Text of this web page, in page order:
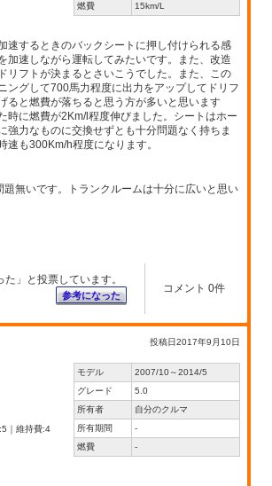
燃費
15km/L
速するときのバックシートに押し付けられる感
加速しながら運転してみたいです。また、改造
リフトが決まるとさいこうでした。また、この
ングして700馬力程度に出力をアップしてドリフ
ると燃費が落ちると思う方が多いと思います
時に燃費が2Km/l程度伸びました。シートはホー
力なものに交換せずとも十分問題なく持ちま
も300Km/h程度になります。
無いです。トランクルームは十分に広いと思い
」と投票しています。
参考になった
コメント 0件
投稿日2017年9月10日
｜維持費:4
モデル
2007/10～2014/5
グレード
5.0
所有者
自分のクルマ
所有期間
-
燃費
-